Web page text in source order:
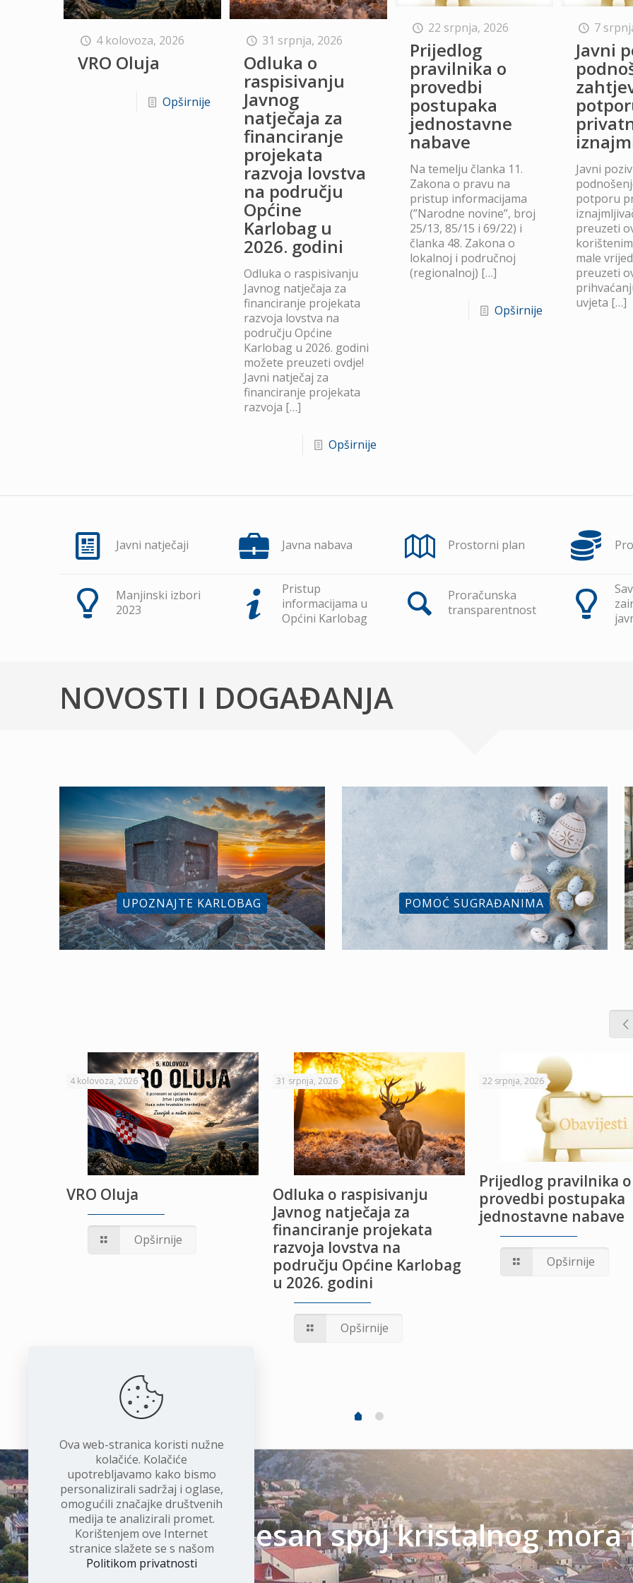
4 kolovoza, 2026
VRO Oluja
Opširnije
31 srpnja, 2026
Odluka o
raspisivanju
Javnog
natječaja za
financiranje
projekata
razvoja lovstva
na području
Općine
Karlobag u
2026. godini
Odluka o raspisivanju
Javnog natječaja za
financiranje projekata
razvoja lovstva na
području Općine
Karlobag u 2026. godini
možete preuzeti ovdje!
Javni natječaj za
financiranje projekata
razvoja […]
Opširnije
22 srpnja, 2026
Prijedlog
pravilnika o
provedbi
postupaka
jednostavne
nabave
Na temelju članka 11.
Zakona o pravu na
pristup informacijama
(”Narodne novine”, broj
25/13, 85/15 i 69/22) i
članka 48. Zakona o
lokalnoj i područnoj
(regionalnoj) […]
Opširnije
7
Javni
Javni
potporu
preuzeti
male
preuzeti
uvjeta […]
Javni natječaji Javna nabava Prostorni plan
Manjinski izbori
2023
Pristup
informacijama u
Općini Karlobag
Proračunska
transparentnost
NOVOSTI I DOGAĐANJA
UPOZNAJTE KARLOBAG POMOĆ SUGRAĐANIMA
4 kolovoza, 2026
VRO Oluja
Opširnije
31 srpnja, 2026
Odluka o raspisivanju
Javnog natječaja za
financiranje projekata
razvoja lovstva na
području Općine Karlobag
u 2026. godini
Opširnije
22 srpnja, 2026
Prijedlog pravilnika o
provedbi postupaka
jednostavne nabave
Opširnije
Čudesan spoj kristalnog
Ova web-stranica koristi nužne
kolačiće. Kolačiće
upotrebljavamo kako bismo
personalizirali sadržaj i oglase,
omogućili značajke društvenih
medija te analizirali promet.
Korištenjem ove Internet
stranice slažete se s našom
Politikom privatnosti